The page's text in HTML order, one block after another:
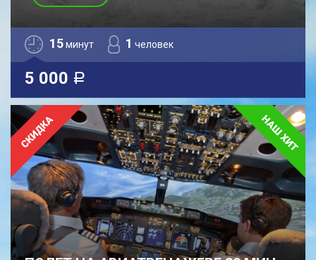
15минут 1 человек
5 000 a